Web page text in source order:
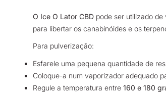
O Ice O Lator CBD pode ser utilizado
para libertar os canabinóides e os
Para pulverização:
Esfarele uma pequena quantidade de
Coloque-a num vaporizador adequado
Regule a temperatura entre 160 e 180